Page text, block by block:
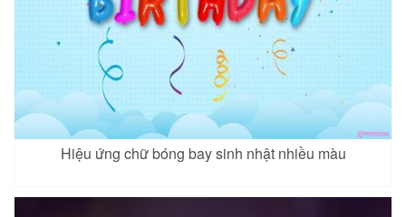
Hiệu ứng chữ bóng bay sinh nhật nhiều màu